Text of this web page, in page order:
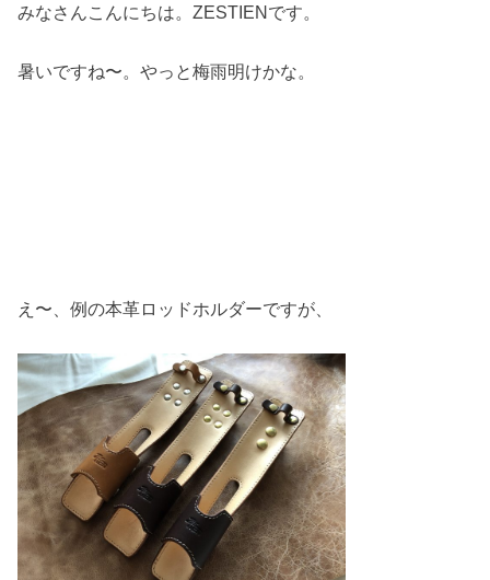
みなさんこんにちは。ZESTIENです。
暑いですね〜。やっと梅雨明けかな。
え〜、例の本革ロッドホルダーですが、